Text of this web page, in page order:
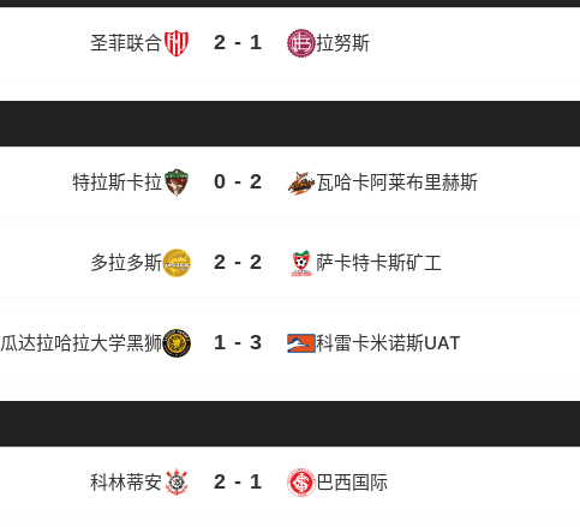
圣菲联合 2 - 1 拉努斯
特拉斯卡拉 0 - 2 瓦哈卡阿莱布里赫斯
多拉多斯 2 - 2 萨卡特卡斯矿工
瓜达拉哈拉大学黑狮 1 - 3 科雷卡米诺斯UAT
科林蒂安 2 - 1 巴西国际